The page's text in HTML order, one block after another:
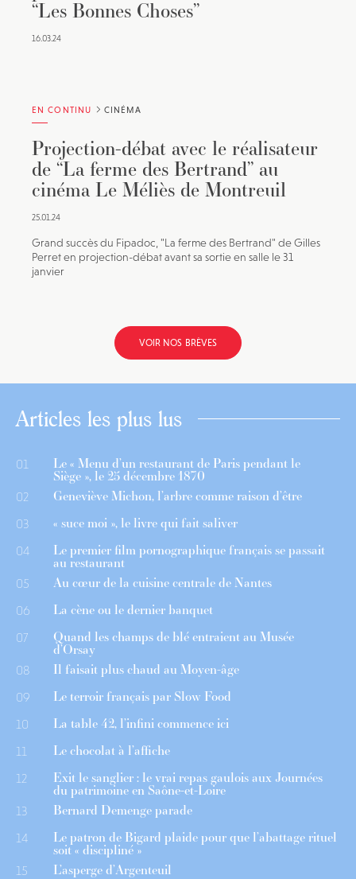
“Les Bonnes Choses”
16.03.24
EN CONTINU CINÉMA
Projection-débat avec le réalisateur
de “La ferme des Bertrand” au
cinéma Le Méliès de Montreuil
25.01.24
Grand succès du Fipadoc, "La ferme des Bertrand" de Gilles
Perret en projection-débat avant sa sortie en salle le 31
janvier
VOIR NOS BRÈVES
Articles les plus lus
01 Le « Menu d’un restaurant de Paris pendant le
Siège », le 25 décembre 1870
02 Geneviève Michon, l’arbre comme raison d’être
03 « suce moi », le livre qui fait saliver
04 Le premier film pornographique français se passait
au restaurant
05 Au cœur de la cuisine centrale de Nantes
06 La cène ou le dernier banquet
07 Quand les champs de blé entraient au Musée
d’Orsay
08 Il faisait plus chaud au Moyen-âge
09 Le terroir français par Slow Food
10 La table 42, l’infini commence ici
11 Le chocolat à l’affiche
12 Exit le sanglier : le vrai repas gaulois aux Journées
du patrimoine en Saône-et-Loire
13 Bernard Demenge parade
14 Le patron de Bigard plaide pour que l’abattage rituel
soit « discipliné »
15 L’asperge d’Argenteuil